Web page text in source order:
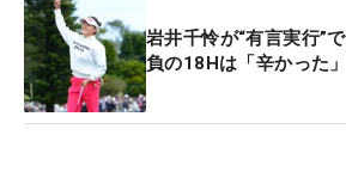
ね」と話していた。
【岩井千怜の開幕戦使用ギア】
1W：ヨネックス EZONE GT TYPE
岩井千怜が“有言実行”
負の18Hは「辛かった」